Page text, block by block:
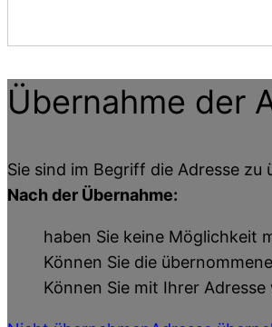
Übernahme der
Sie sind im Begriff die Adresse
Nach der Übernahme:
haben Sie keine Möglichkeit
Können Sie die
Können Sie mit Ihrer